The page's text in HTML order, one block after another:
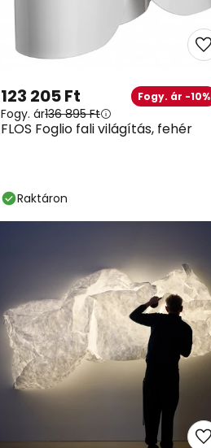
FLOS Foglio fali világítás, fehér
123 205 Ft Fogy. ár -10%
Fogy. ár136 895 Ft
Raktáron